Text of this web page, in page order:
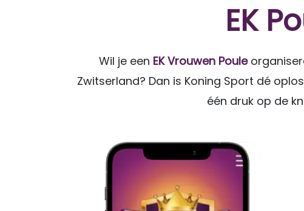
EK
Wil je een EK Vrouwen Poule
Zwitserland? Dan is Koning Sport dé
één druk op de